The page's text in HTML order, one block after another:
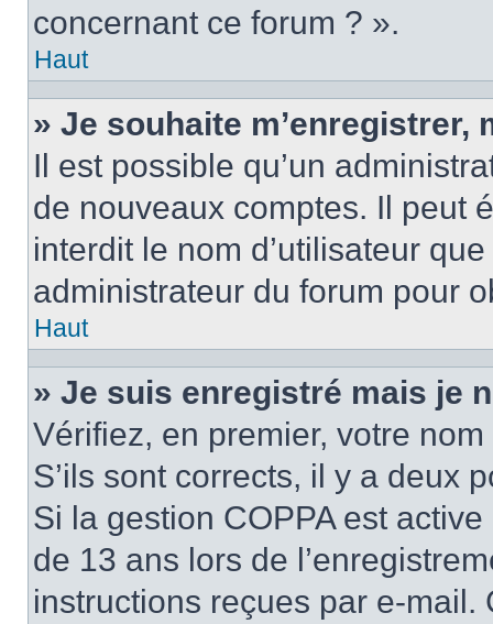
concernant ce forum ? ».
Haut
» Je souhaite m’enregistrer,
Il est possible qu’un
de nouveaux comptes. Il peut
interdit le nom d’utilisateur
administrateur du forum pour
Haut
» Je suis enregistré mais je
Vérifiez, en premier, votre
S’ils sont corrects, il y a deux
Si la gestion COPPA est
de 13 ans lors de
instructions reçues par e-